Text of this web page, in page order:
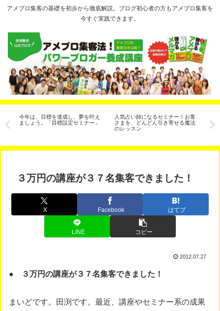
アメブロ集客の基礎を初歩から徹底解説。ブログ初心者の方もアメブロ集客を
今すぐ実践できます。
今年は、目標を達成し、夢を叶え
ましょう。「目標設定セミナー」
人気占い師になるセミナー！お客
さまを、どんどん引き寄せる魔法
のレッスン
手
説！
３万円の講座が３７名集客できました！
X Facebook はてブ
LINE コピー
2012.07.27
● ３万円の講座が３７名集客できました！
まいどです。田渕です。最近、講座やセミナー系の成果